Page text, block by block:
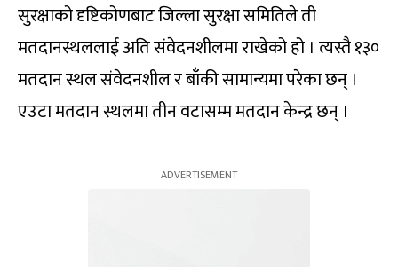
सुरक्षाको दृष्टिकोणबाट जिल्ला सुरक्षा समितिले ती
मतदानस्थललाई अति संवेदनशीलमा राखेको हो । त्यस्तै १३०
मतदान स्थल संवेदनशील र बाँकी सामान्यमा परेका छन् ।
एउटा मतदान स्थलमा तीन वटासम्म मतदान केन्द्र छन् ।